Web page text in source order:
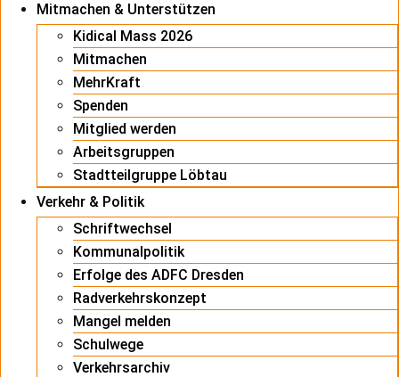
Mitmachen & Unterstützen
Kidical Mass 2026
Mitmachen
MehrKraft
Spenden
Mitglied werden
Arbeitsgruppen
Stadtteilgruppe Löbtau
Verkehr & Politik
Schriftwechsel
Kommunalpolitik
Erfolge des ADFC Dresden
Radverkehrskonzept
Mangel melden
Schulwege
Verkehrsarchiv